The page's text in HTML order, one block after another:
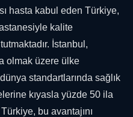
hasta kabul eden Türkiye,
kalite
İstanbul,
olmak üzere ülke
standartlarında sağlık
kıyasla yüzde 50 ila
bu avantajını